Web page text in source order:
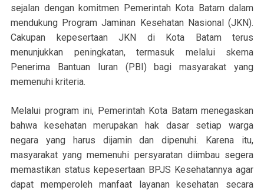
sejalan dengan komitmen Pemerintah Kota Batam dalam
mendukung Program Jaminan Kesehatan Nasional (JKN).
Cakupan kepesertaan JKN di Kota Batam terus
menunjukkan peningkatan, termasuk melalui skema
Penerima Bantuan Iuran (PBI) bagi masyarakat yang
memenuhi kriteria.
Melalui program ini, Pemerintah Kota Batam menegaskan
bahwa kesehatan merupakan hak dasar setiap warga
negara yang harus dijamin dan dipenuhi. Karena itu,
masyarakat yang memenuhi persyaratan diimbau segera
memastikan status kepesertaan BPJS Kesehatannya agar
dapat memperoleh manfaat layanan kesehatan secara